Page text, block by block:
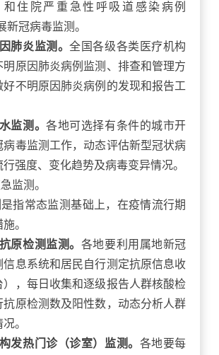
住院严重急性呼吸道感染病例
新冠病毒监测。
肺炎监测。全国各级各类医疗机构
明原因肺炎病例监测、排查和管理方
好不明原因肺炎病例的发现和报告工
监测。各地可选择有条件的城市开
病毒监测工作，动态评估新型冠状病
强度、变化趋势及病毒变异情况。
监测。
指常态监测基础上，在疫情流行期
。
原检测监测。 各地要利用属地新冠
信息系统和居民自行测定抗原信息收
），每日收集和逐级报告人群核酸检
抗原检测数及阳性数，动态分析人群
。
发热门诊（诊室）监测。 各地要每